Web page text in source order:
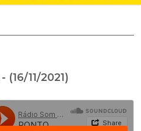
11/2021)